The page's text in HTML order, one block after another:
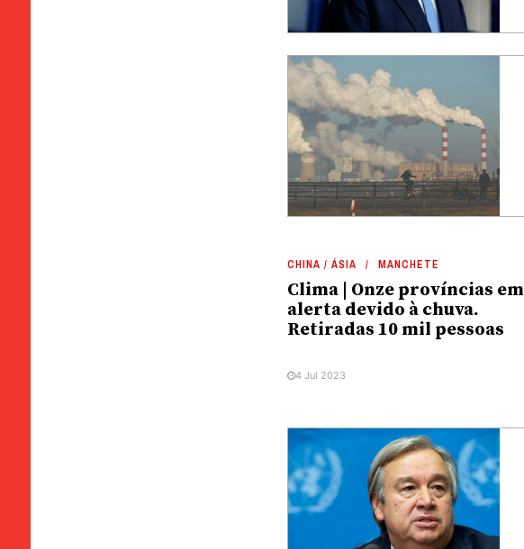
CHINA / ÁSIA MANCHETE
Clima | Onze províncias em
alerta devido à chuva.
Retiradas 10 mil pessoas
4 Jul 2023